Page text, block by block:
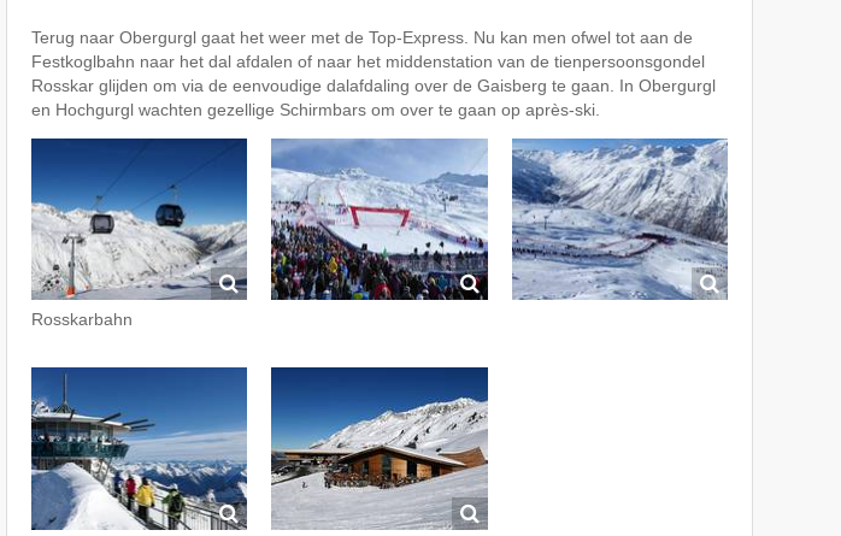
Terug naar Obergurgl gaat het weer met de Top-Express. Nu kan men ofwel tot aan de
Festkoglbahn naar het dal afdalen of naar het middenstation van de tienpersoonsgondel
Rosskar glijden om via de eenvoudige dalafdaling over de Gaisberg te gaan. In Obergurgl
en Hochgurgl wachten gezellige Schirmbars om over te gaan op après-ski.
Rosskarbahn